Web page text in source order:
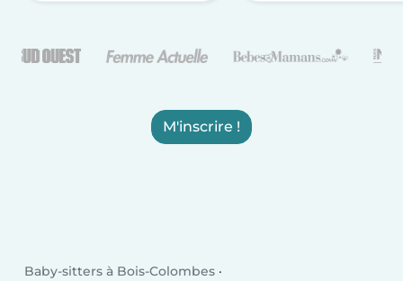
M'inscrire !
Baby-sitters à Bois-Colombes